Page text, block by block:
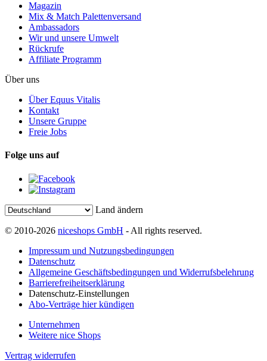
Magazin
Mix & Match Palettenversand
Ambassadors
Wir und unsere Umwelt
Rückrufe
Affiliate Programm
Über uns
Über Equus Vitalis
Kontakt
Unsere Gruppe
Freie Jobs
Folge uns auf
Land ändern
© 2010-2026 niceshops GmbH - All rights reserved.
Impressum und Nutzungsbedingungen
Datenschutz
Allgemeine Geschäftsbedingungen und Widerrufsbelehrung
Barrierefreiheitserklärung
Datenschutz-Einstellungen
Abo-Verträge hier kündigen
Unternehmen
Weitere nice Shops
Vertrag widerrufen